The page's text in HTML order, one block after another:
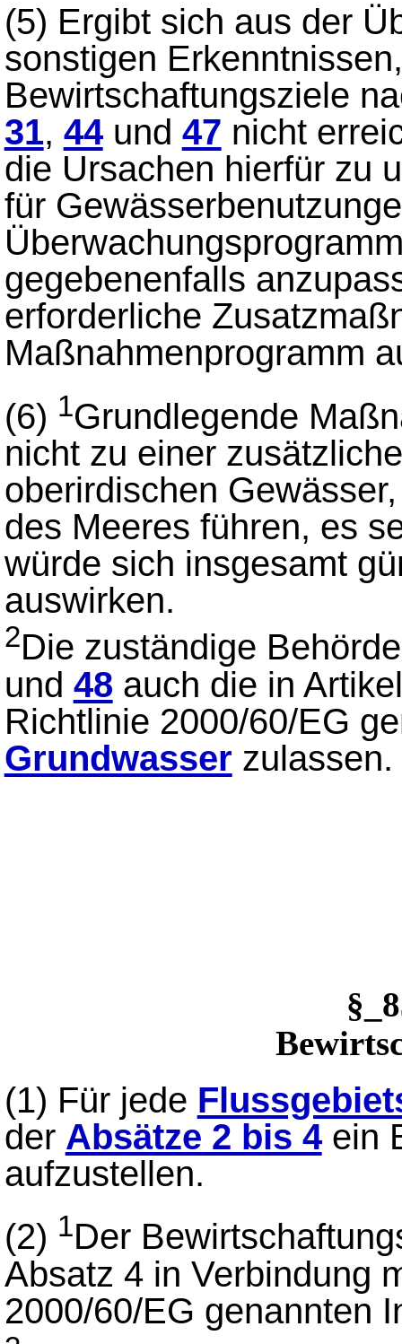
(5) Ergibt sich aus der
sonstigen
Bewirtschaftungsziele
31, 44und 47 nicht
die Ursachen hierfür zu
für
gegebenenfalls
erforderliche
Maßnahmenprogramm
(6) 1Grundlegende
nicht zu einer
oberirdischen
des Meeres führen, es
würde sich insgesamt
auswirken.
2Die zuständige
und 48 auch die in
Richtlinie 2000/60/EG
Grundwasser zulassen.
(1) Für jede
der Absätze 2 bis 4ein
aufzustellen.
(2) 1Der
Absatz 4 in Verbindung
2000/60/EG genannten